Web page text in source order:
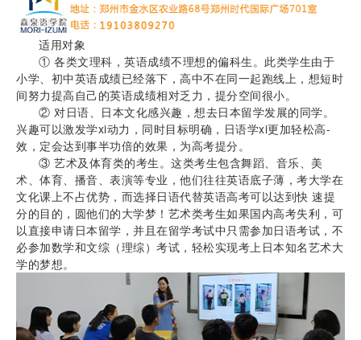
适用对象
① 各类文理科，英语成绩不理想的偏科生。此类学生由于
小学、初中英语成绩已经落下，高中不在同一起跑线上，想短时
间努力提高自己的英语成绩相对乏力，提分空间很小。
② 对日语、日本文化感兴趣，想去日本留学发展的同学。
兴趣可以激发学xi动力，同时目标明确，日语学xi更加轻松高-
效，定会达到事半功倍的效果，为高考提分。
③ 艺术及体育类的考生。这类考生包含舞蹈、音乐、美
术、体育、播音、表演等专业，他们往往英语底子薄，考大学在
文化课上不占优势，而选择日语代替英语高考可以达到快 速提
分的目的，圆他们的大学梦！艺术类考生如果国内高考失利，可
以直接申请日本留学，并且在留学考试中只需参加日语考试，不
必参加数学和文综（理综）考试，轻松实现考上日本知名艺术大
学的梦想。